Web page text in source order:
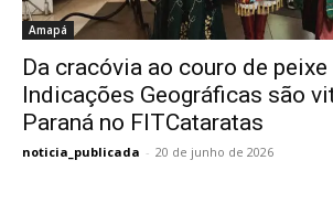
Amapá
Da cracóvia ao couro de peixe
Indicações Geográficas são
Paraná no FITCataratas
noticia_publicada - 20 de junho de 2026